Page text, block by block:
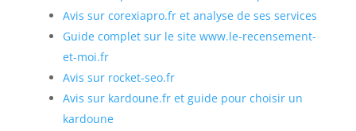
Avis sur corexiapro.fr et analyse de ses services
Guide complet sur le site www.le-recensement-
et-moi.fr
Avis sur rocket-seo.fr
Avis sur kardoune.fr et guide pour choisir un
kardoune